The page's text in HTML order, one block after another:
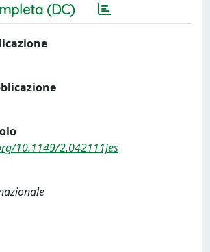
(DC)
10.1149/2.042111jes